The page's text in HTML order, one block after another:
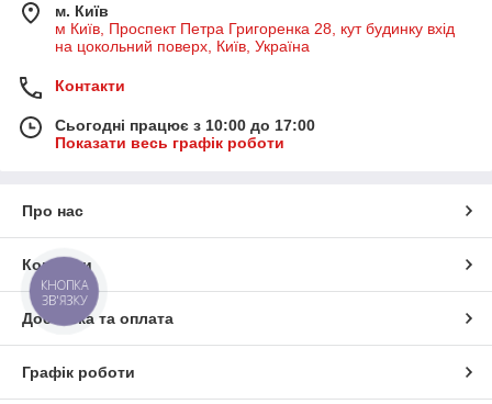
м. Київ
м Київ, Проспект Петра Григоренка 28, кут будинку вхід
на цокольний поверх, Київ, Україна
Контакти
Сьогодні працює з 10:00 до 17:00
Показати весь графік роботи
Про нас
Контакти
Доставка та оплата
Графік роботи
КНОПКА
ЗВ'ЯЗКУ